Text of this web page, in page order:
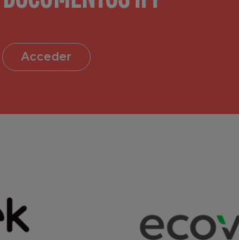
Acceder